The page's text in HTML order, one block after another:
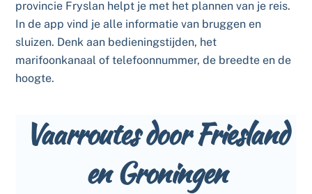
provincie Fryslan helpt je met het plannen van je reis.
In de app vind je alle informatie van bruggen en
sluizen. Denk aan bedieningstijden, het
marifoonkanaal of telefoonnummer, de breedte en de
hoogte.
Vaarroutes door Friesland
en Groningen